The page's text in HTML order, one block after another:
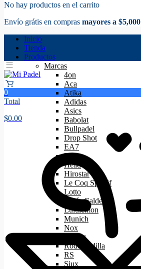
No hay productos en el carrito
Envío grátis en compras mayores a $5,000
Inicio
Tienda
Productos
Marcas
4on
Aca
Atika
Adidas
Asics
Babolat
Bullpadel
Drop Shot
EA7
Floky
Head
Hirostar
Le Coq Sportif
Lotto
Lucía Calderón
Lululemon
Munich
Nox
Oxdog
Rodo Padilla
RS
Siux
0
Total
$0.00